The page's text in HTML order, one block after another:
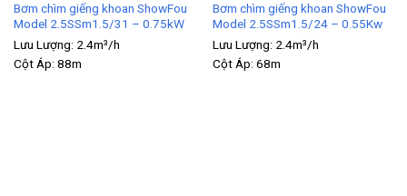
Bơm chìm giếng khoan ShowFou
Model 2.5SSm1.5/31 – 0.75kW
Lưu Lượng: 2.4m³/h
Cột Áp: 88m
Bơm chìm giếng khoan ShowFou
Model 2.5SSm1.5/24 – 0.55Kw
Lưu Lượng: 2.4m³/h
Cột Áp: 68m